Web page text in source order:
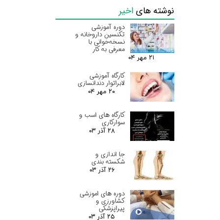
نوشته های اخیر
دوره آموزشی
تکنسین داروخانه و
نسخه‌خوانی با
معرفی به کار
۲۱ مهر ۰۴
کارگاه آموزشی
لابراتوار دندانسازی
۲۰ مهر ۰۴
کارگاه های اسب و
سوارکاری
۲۸ آذر ۰۳
جا اندازی و
شکسته بندی
۲۶ آذر ۰۳
دوره های اموزشی
کشاورزی و
پیراپزشکی
۲۵ آذر ۰۳